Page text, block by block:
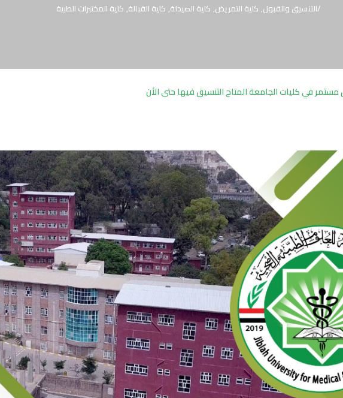
التنسيق والقبول, كلية التمريض, كلية الصيدلة, كلية القبالة, كلية المختبرات الطبية
مستمر في كليات الجامعة المتاح التنسيق فيها حتى الأن